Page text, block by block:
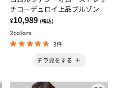
チコーデュロイ上品ブルゾン
¥10,989 (税込)
2colors
3件
チラ見をする